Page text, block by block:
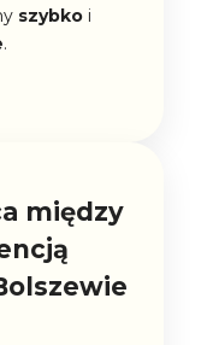
szybko i
.
między